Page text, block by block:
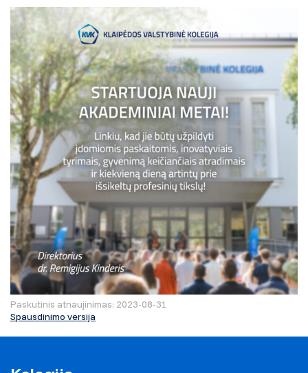
Paskutinis atnaujinimas: 2023-08-31
Spausdinimo versija